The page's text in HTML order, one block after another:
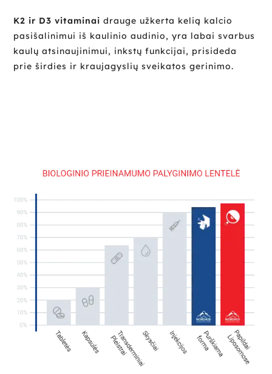
K2 ir D3 vitaminai drauge užkerta kelią kalcio
pasišalinimui iš kaulinio audinio, yra labai svarbus
kaulų atsinaujinimui, inkstų funkcijai, prisideda
prie širdies ir kraujagyslių sveikatos gerinimo.